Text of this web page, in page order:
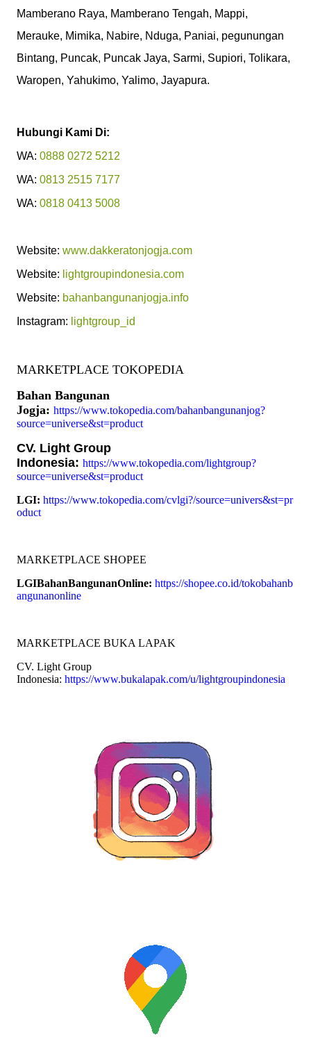
Mamberano Raya, Mamberano Tengah, Mappi,
Merauke, Mimika, Nabire, Nduga, Paniai, pegunungan
Bintang, Puncak, Puncak Jaya, Sarmi, Supiori, Tolikara,
Waropen, Yahukimo, Yalimo, Jayapura.
Hubungi Kami Di:
WA: 0888 0272 5212
WA: 0813 2515 7177
WA: 0818 0413 5008
Website: www.dakkeratonjogja.com
Website: lightgroupindonesia.com
Website: bahanbangunanjogja.info
Instagram: lightgroup_id
MARKETPLACE TOKOPEDIA
Bahan Bangunan
Jogja: https://www.tokopedia.com/bahanbangunanjog?
source=universe&st=product
CV. Light Group
Indonesia: https://www.tokopedia.com/lightgroup?
source=universe&st=product
LGI: https://www.tokopedia.com/cvlgi?/source=univers&st=pr
oduct
MARKETPLACE SHOPEE
LGIBahanBangunanOnline: https://shopee.co.id/tokobahanb
angunanonline
MARKETPLACE BUKA LAPAK
CV. Light Group
Indonesia: https://www.bukalapak.com/u/lightgroupindonesia